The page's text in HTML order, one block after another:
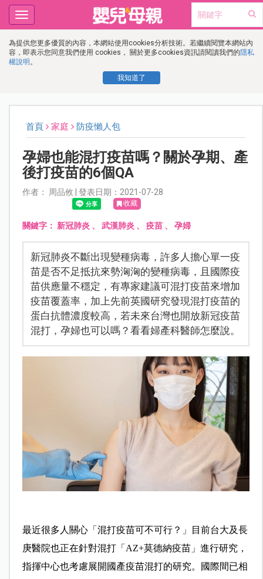
為提供您更多優質的內容，本網站使用cookies分析技術。若繼續閱覽本網站內
容，即表示您同意我們使用 cookies， 關於更多cookies資訊請閱讀我們的隱私
權說明 。
我知道了
Toggle
navigation
首頁 家庭 防疫懶人包
孕婦也能混打疫苗嗎？關於孕期、產
後打疫苗的6個QA
作者： 周品攸 | 發表日期：2021-07-28
收藏
關鍵字： 新冠肺炎 、 武漢肺炎 、 疫苗、 孕婦
新冠肺炎不斷出現變種病毒，許多人擔心單一疫
苗是否不足抵抗來勢洶洶的變種病毒，且國際疫
苗供應量不穩定，有專家建議可混打疫苗來增加
疫苗覆蓋率，加上先前英國研究發現混打疫苗的
蛋白抗體濃度較高，若未來台灣也開放新冠疫苗
混打，孕婦也可以嗎？看看婦產科醫師怎麼說。
最近很多人關心「混打疫苗可不可行？」目前台大及長
庚醫院也正在針對混打「AZ+莫德納疫苗」進行研究，
指揮中心也考慮展開國產疫苗混打的研究。國際間已相